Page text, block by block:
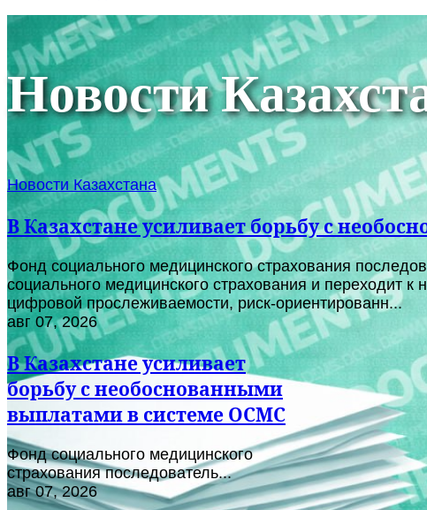
Новости
Новости Казахстана
В Казахстане усиливает борьбу с
Фонд социального медицинского страхования
социального медицинского страхования и переходит
цифровой прослеживаемости, риск-ориентированн...
авг 07, 2026
В Казахстане усиливает
борьбу с необоснованными
выплатами в системе ОСМС
Фонд социального медицинского
страхования последователь...
авг 07, 2026